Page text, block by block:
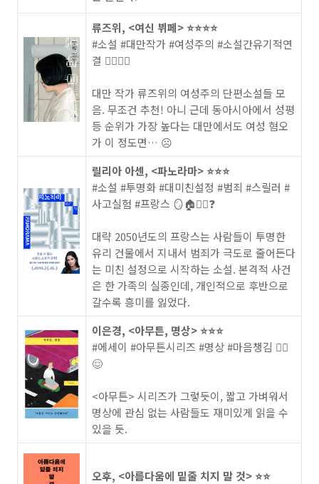
류즈위, <여신 뷔페> ⭐️⭐️⭐️⭐️
#소설 #대만작가 #여성주의 #소설간유기적연
결 🧘‍♀️🧝‍♀️
대만 작가 류즈위의 여성주의 단편소설들 모
음. 무조건 추천! 아니 근데 동아시아에서 성평
등 순위가 가장 높다는 대만에서도 여성 혐오
가 이 정도면… ☹️
릴리아 아센, <파노라마> ⭐️⭐️⭐️
#소설 #투명화 #대미친설정 #범죄 #스릴러 #
사고실험 #프랑스 🪞🏠👮‍♀️❓
대략 2050년도의 프랑스는 사람들이 투명한
유리 건물에서 지내서 범죄가 극도로 줄어든다
는 미친 설정으로 시작하는 소설. 본격적 사건
은 한 가족의 실종인데, 개인적으로 후반으로
갈수록 흥미를 잃었다.
이은경, <아무튼, 명상> ⭐️⭐️⭐️
#에세이 #아무튼시리즈 #명상 #마음챙김 🧘‍♀️
😌
<아무튼> 시리즈가 그렇듯이, 짧고 가벼워서
명상에 관심 없는 사람들도 재미있게 읽을 수
있을 듯.
오후, <아름다움에 밑줄 치지 말 것> ⭐️⭐️